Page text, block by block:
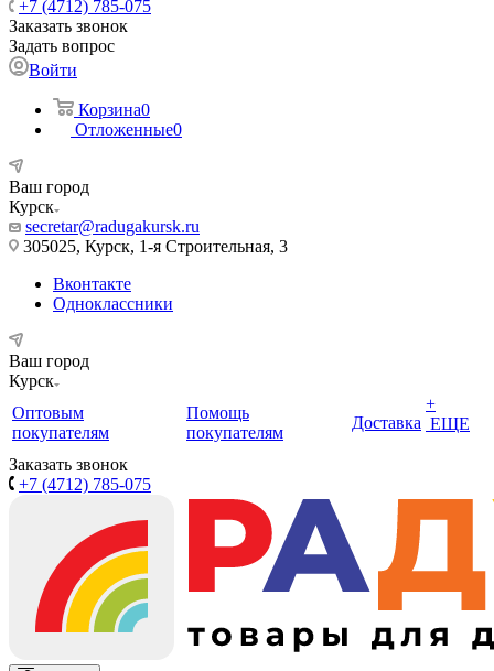
+7 (4712) 785-075
Заказать звонок
Задать вопрос
Войти
Корзина0
Отложенные0
Ваш город
Курск
secretar@radugakursk.ru
305025, Курск, 1-я Строительная, 3
Вконтакте
Одноклассники
Ваш город
Курск
Оптовым
покупателям
Помощь
покупателям
Доставка
+
ЕЩЕ
Заказать звонок
+7 (4712) 785-075